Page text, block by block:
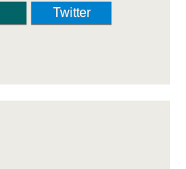
Twitter